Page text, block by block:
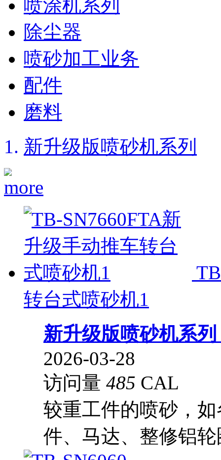
喷涂机系列
除尘器
喷砂加工业务
配件
磨料
新升级版喷砂机系列
转台式喷砂机1
新升级版喷砂机系列
2026-03-28
访问量 485 CAL
较重工件的喷砂，
件、马达、整修铝